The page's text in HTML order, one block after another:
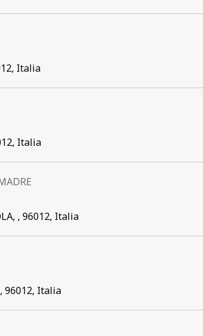
Italia
Italia
, 96012, Italia
, 96012, Italia